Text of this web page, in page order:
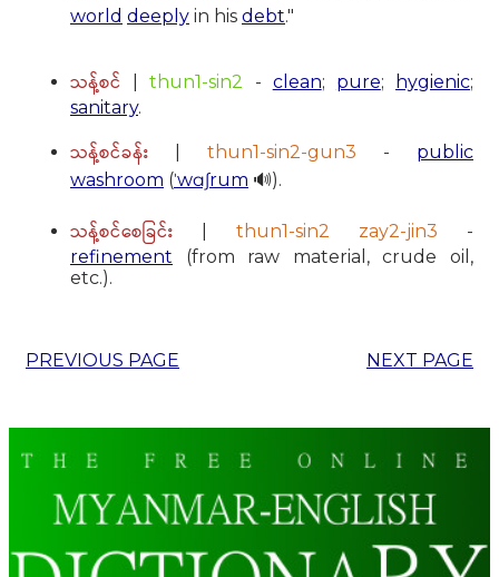
world deeply in his debt."
သန့်စင် |thun1-sin2 - clean; pure; hygienic;
sanitary.
သန့်စင်ခန်း thun1-sin2-gun3 - public
washroom (ˈwɑʃrum 🔊).
သန့်စင်စေခြင်း thun1-sin2 zay2-jin3 -
refinement (from raw material, crude oil,
etc.).
PREVIOUS PAGE NEXT PAGE